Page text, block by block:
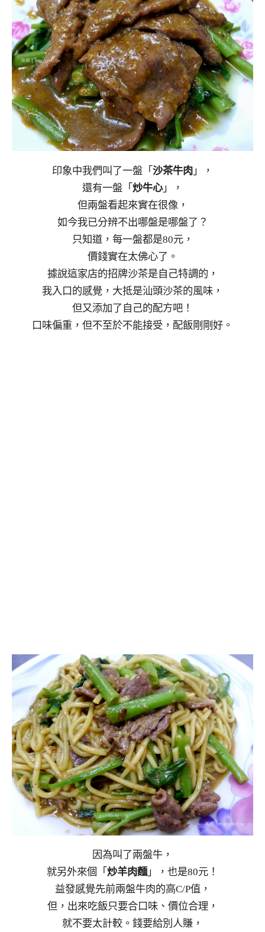
印象中我們叫了一盤「 沙茶牛肉 」，
還有一盤「 炒牛心」，
但兩盤看起來實在很像，
如今我已分辨不出哪盤是哪盤了？
只知道，每一盤都是80元，
價錢實在太佛心了。
據說這家店的招牌沙茶是自己特調的，
我入口的感覺，大抵是汕頭沙茶的風味，
但又添加了自己的配方吧！
口味偏重，但不至於不能接受，配飯剛剛好。
因為叫了兩盤牛，
就另外來個「 炒羊肉麵」，也是80元！
益發感覺先前兩盤牛肉的高C/P值，
但，出來吃飯只要合口味、價位合理，
就不要太計較。錢要給別人賺，